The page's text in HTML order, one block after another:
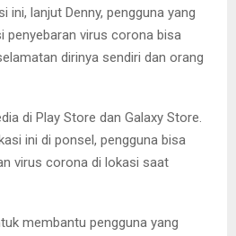
ini, lanjut Denny, pengguna yang
penyebaran virus corona bisa
dirinya sendiri dan orang
di Play Store dan Galaxy Store.
ini di ponsel, pengguna bisa
virus corona di lokasi saat
membantu pengguna yang